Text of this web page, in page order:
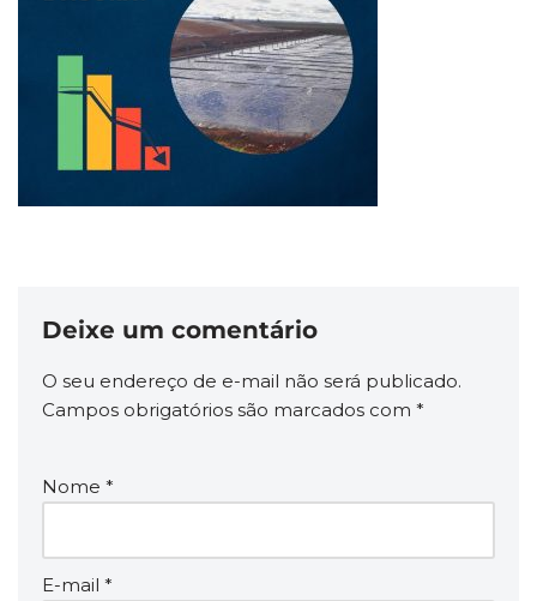
Deixe um comentário
O seu endereço de e-mail não será publicado.
Campos obrigatórios são marcados com *
Nome *
E-mail *